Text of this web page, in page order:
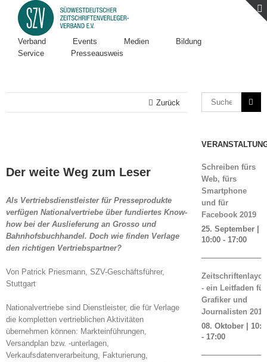
Verband Events Medien
Bildung
Service
Presseausweis
Zurück
Bild
Der weite Weg zum Leser
Als Vertriebsdienstleister für Presseprodukte
verfügen Nationalvertriebe über fundiertes Know-
how bei der Auslieferung an Grosso und
Bahnhofsbuchhandel. Doch wie finden Verlage
den richtigen Vertriebspartner?
Von Patrick Priesmann, SZV-Geschäftsführer,
Stuttgart
Nationalvertriebe sind Dienstleister, die für Verlage
die kompletten vertrieblichen Aktivitäten
übernehmen können: Markteinführungen,
Versandplan bzw. -unterlagen,
Verkaufsdatenverarbeitung, Fakturierung,
Schreiben fürs
Web, fürs
Smartphone
und für
Facebook 2019
25. September |
10:00- 17:00
- ein Leitfaden für
Grafiker und
Journalisten 2019
08. Oktober |
- 17:00